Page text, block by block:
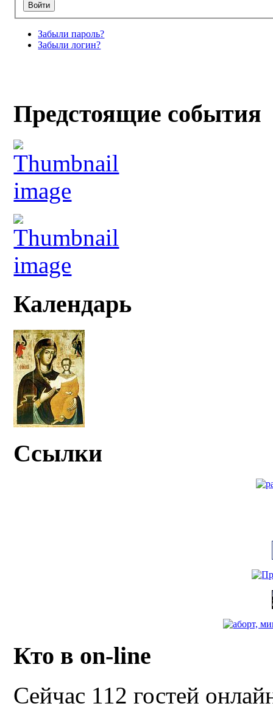
Забыли пароль?
Забыли логин?
Предстоящие события
Календарь
Ссылки
Кто в on-line
Сейчас 112 гостей